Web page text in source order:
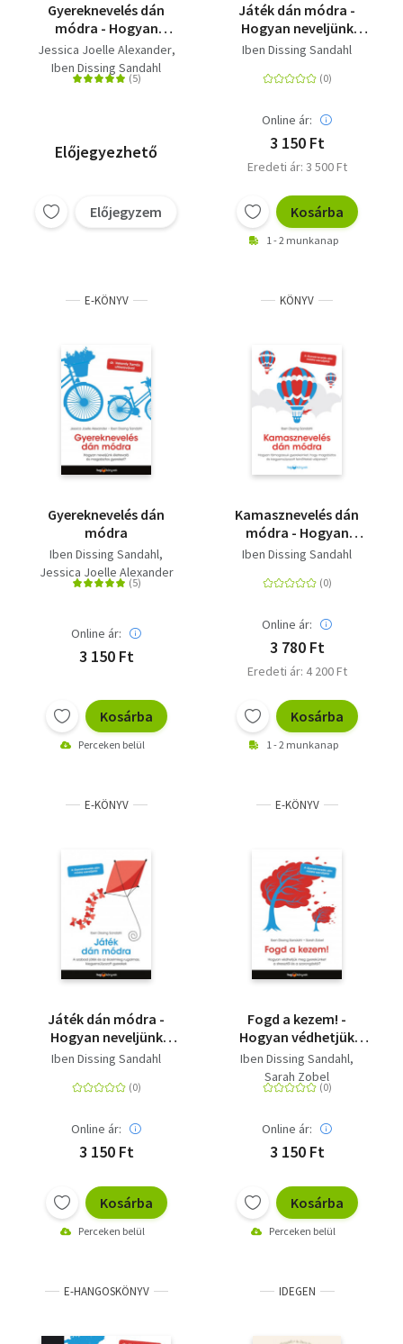
Gyereknevelés dán
módra - Hogyan
neveljünk életrevaló és
magabiztos gyereket?
Jessica Joelle Alexander
Iben Dissing Sandahl
Előjegyezhető
Előjegyzem
Játék dán módra -
Hogyan neveljünk
kiegyensúlyozott,
gyereket a szabad
Iben Dissing Sandahl
Online ár:
3 150 Ft
Eredeti ár: 3 500 Ft
Kosárba
1 - 2 munkanap
E-KÖNYV
Gyereknevelés dán
módra
Iben Dissing Sandahl
Jessica Joelle Alexander
Online ár:
3 150 Ft
Kosárba
Perceken belül
KÖNYV
Kamasznevelés dán
módra - Hogyan
támogassuk
magabiztos és
felnőttekké váljanak?
Iben Dissing Sandahl
Online ár:
3 780 Ft
Eredeti ár: 4 200 Ft
Kosárba
1 - 2 munkanap
E-KÖNYV
Játék dán módra -
Hogyan neveljünk
érzelmileg rugalmas,
gyereket a szabad
Iben Dissing Sandahl
Online ár:
3 150 Ft
Kosárba
Perceken belül
E-KÖNYV
Fogd a kezem! -
Hogyan védhetjük
meg gyerekünket a
stressztől és a
szorongástól?
Iben Dissing Sandahl
Sarah Zobel
Online ár:
3 150 Ft
Kosárba
Perceken belül
E-HANGOSKÖNYV IDEGEN